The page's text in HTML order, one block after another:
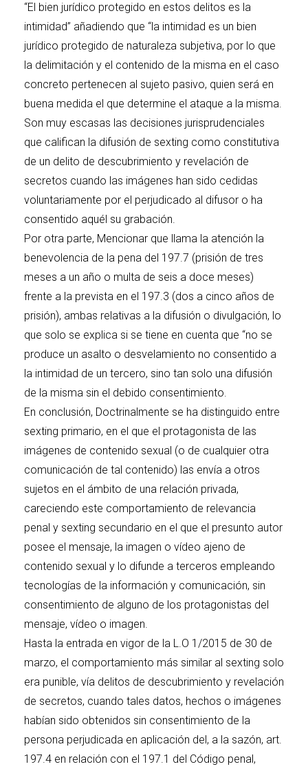
“El bien jurídico protegido en estos delitos es la
intimidad” añadiendo que “la intimidad es un bien
jurídico protegido de naturaleza subjetiva, por lo que
la delimitación y el contenido de la misma en el caso
concreto pertenecen al sujeto pasivo, quien será en
buena medida el que determine el ataque a la misma.
Son muy escasas las decisiones jurisprudenciales
que califican la difusión de sexting como constitutiva
de un delito de descubrimiento y revelación de
secretos cuando las imágenes han sido cedidas
voluntariamente por el perjudicado al difusor o ha
consentido aquél su grabación.
Por otra parte, Mencionar que llama la atención la
benevolencia de la pena del 197.7 (prisión de tres
meses a un año o multa de seis a doce meses)
frente a la prevista en el 197.3 (dos a cinco años de
prisión), ambas relativas a la difusión o divulgación, lo
que solo se explica si se tiene en cuenta que “no se
produce un asalto o desvelamiento no consentido a
la intimidad de un tercero, sino tan solo una difusión
de la misma sin el debido consentimiento.
En conclusión, Doctrinalmente se ha distinguido entre
sexting primario, en el que el protagonista de las
imágenes de contenido sexual (o de cualquier otra
comunicación de tal contenido) las envía a otros
sujetos en el ámbito de una relación privada,
careciendo este comportamiento de relevancia
penal y sexting secundario en el que el presunto autor
posee el mensaje, la imagen o vídeo ajeno de
contenido sexual y lo difunde a terceros empleando
tecnologías de la información y comunicación, sin
consentimiento de alguno de los protagonistas del
mensaje, vídeo o imagen.
Hasta la entrada en vigor de la L.O 1/2015 de 30 de
marzo, el comportamiento más similar al sexting solo
era punible, vía delitos de descubrimiento y revelación
de secretos, cuando tales datos, hechos o imágenes
habían sido obtenidos sin consentimiento de la
persona perjudicada en aplicación del, a la sazón, art.
197.4 en relación con el 197.1 del Código penal,